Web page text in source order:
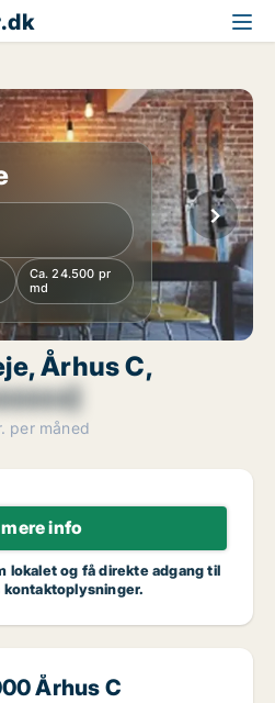
Ca. 24.500 pr
md
Århus C,
per måned
mere info
lokalet og få direkte adgang til
Århus C